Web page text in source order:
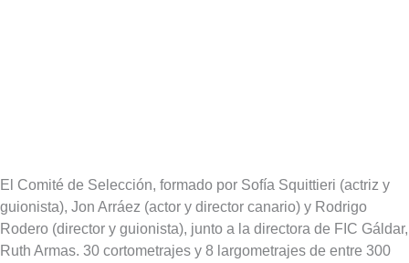
El Comité de Selección, formado por Sofía Squittieri (actriz y
guionista), Jon Arráez (actor y director canario) y Rodrigo
Rodero (director y guionista), junto a la directora de FIC Gáldar,
Ruth Armas. 30 cortometrajes y 8 largometrajes de entre 300